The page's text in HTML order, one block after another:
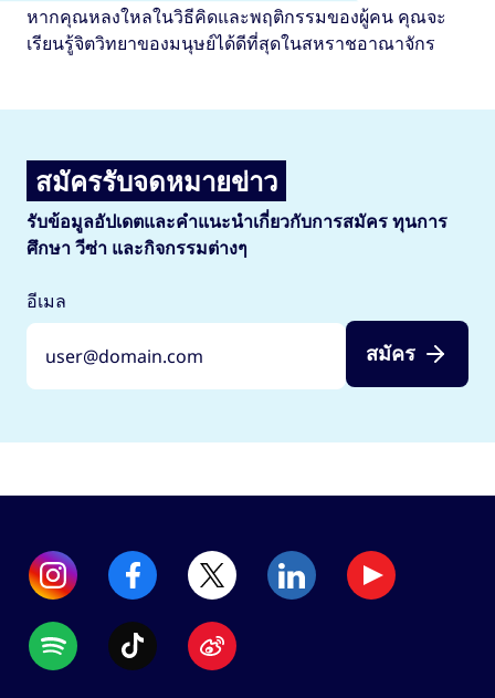
หากคุณหลงใหลในวิธีคิดและพฤติกรรมของผู้คน คุณจะ
เรียนรู้จิตวิทยาของมนุษย์ได้ดีที่สุดในสหราชอาณาจักร
สมัครรับจดหมายข่าว
รับข้อมูลอัปเดตและคำแนะนำเกี่ยวกับการสมัคร ทุนการ
ศึกษา วีซ่า และกิจกรรมต่างๆ
อีเมล
สมัคร